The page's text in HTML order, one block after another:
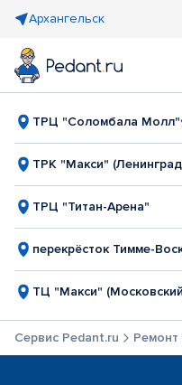
Архангельск
ТРЦ "Соломбала Молл"
ТРК "Макси"
ТРЦ "Титан-Арена"
перекрёсток Тимме-
ТЦ "Макси"
Сервис Pedant.ru